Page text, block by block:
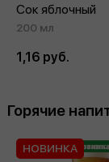
Сок яблочный
200 мл
1,16 руб.
Горячие
НОВИНКА